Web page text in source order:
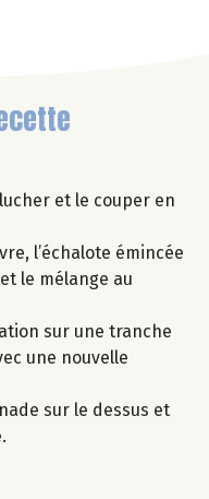
et le couper en
l’échalote émincée
le mélange au
sur une tranche
une nouvelle
sur le dessus et